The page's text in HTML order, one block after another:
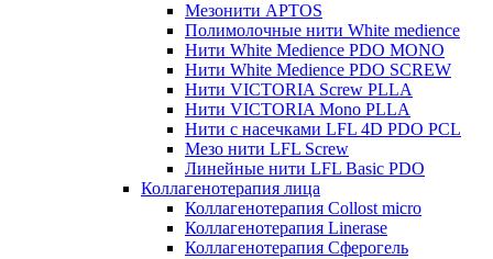
Мезонити APTOS
Полимолочные нити White medience
Нити White Medience PDO MONO
Нити White Medience PDO SCREW
Нити VICTORIA Screw PLLA
Нити VICTORIA Mono PLLA
Нити с насечками LFL 4D PDO PCL
Мезо нити LFL Screw
Линейные нити LFL Basic PDO
Коллагенотерапия лица
Коллагенотерапия Collost micro
Коллагенотерапия Linerase
Коллагенотерапия Сферогель